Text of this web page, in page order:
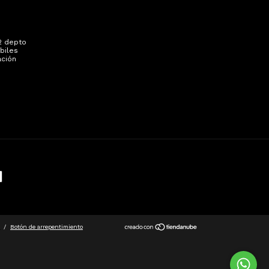
depto
/ Botón de arrepentimiento